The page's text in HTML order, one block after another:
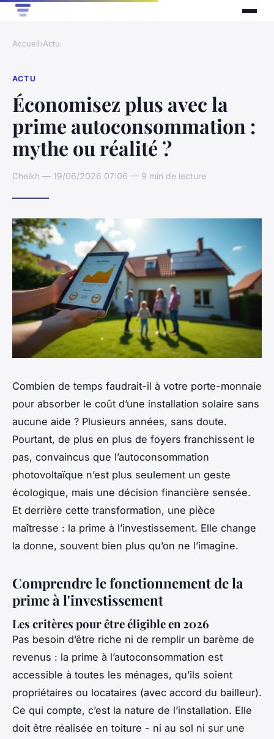
Accueil›Actu
ACTU
Économisez plus avec la
prime autoconsommation :
mythe ou réalité ?
Cheikh — 19/06/2026 07:06 — 9 min de lecture
Combien de temps faudrait-il à votre porte-monnaie
pour absorber le coût d’une installation solaire sans
aucune aide ? Plusieurs années, sans doute.
Pourtant, de plus en plus de foyers franchissent le
pas, convaincus que l’autoconsommation
photovoltaïque n’est plus seulement un geste
écologique, mais une décision financière sensée.
Et derrière cette transformation, une pièce
maîtresse : la prime à l’investissement. Elle change
la donne, souvent bien plus qu’on ne l’imagine.
Comprendre le fonctionnement de la
prime à l'investissement
Les critères pour être éligible en 2026
Pas besoin d’être riche ni de remplir un barème de
revenus : la prime à l’autoconsommation est
accessible à toutes les ménages, qu’ils soient
propriétaires ou locataires (avec accord du bailleur).
Ce qui compte, c’est la nature de l’installation. Elle
doit être réalisée en toiture - ni au sol ni sur une